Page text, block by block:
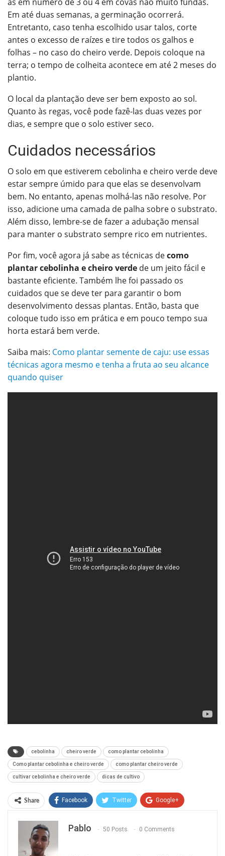
as em número de 3 ou 4 em covas não muito fundas.
Em até duas semanas, a germinação ocorrerá.
Entretanto, caso tenha escolhido usar talos, corte
antes o excesso de raízes e tire todos os galhos e
folhas – no caso do cheiro verde. Depois coloque na
terra; o tempo de colheita acontece em até 2 meses do
plantio.
O local da plantação deve ser bem exposto ao sol.
Quanto às regas, você pode fazê-las duas vezes por
dias, e sempre que o solo estiver seco.
Cuidados necessários
O solo em que estiverem cebolinha e cheiro verde deve
estar sempre úmido para que elas se desenvolvam
bem. No entanto, apenas molhá-las não resolve. Por
isso, adicione uma camada de palha sobre o substrato.
Além disso, lembre-se de fazer a adubação mensal
para manter o substrato sempre rico em nutrientes.
Por fim, você agora já sabe as técnicas decomo
plantar cebolinha e cheiro verde de um jeito fácil e
bastante eficiente. Também lhe foi passado os
cuidados que se deve ter para garantir o bom
desenvolvimento dessas plantas. Então, basta que
coloque tudo isso em prática e em pouco tempo sua
horta estará bem verde.
Saiba mais: Como plantar semente de caju: use essas
técnicas agora mesmo e tenha a fruta ao seu alcance
quando quiser
cebolinha cheiro verde como plantar cebolinha
Como plantar cebolinha e cheiro verde como plantar cheiro verde
cultivar cebolinha e cheiro verde dicas de cultivo
Share Facebook Twitter Google+
O email
Pablo 50 Posts 0 Comments